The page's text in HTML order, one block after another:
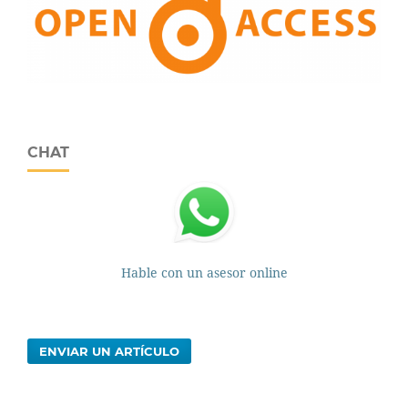
CHAT
Hable con un asesor online
ENVIAR UN ARTÍCULO